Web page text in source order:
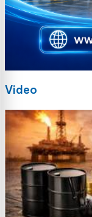
Video